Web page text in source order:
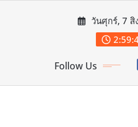
วันศุกร์, 7
Follow Us